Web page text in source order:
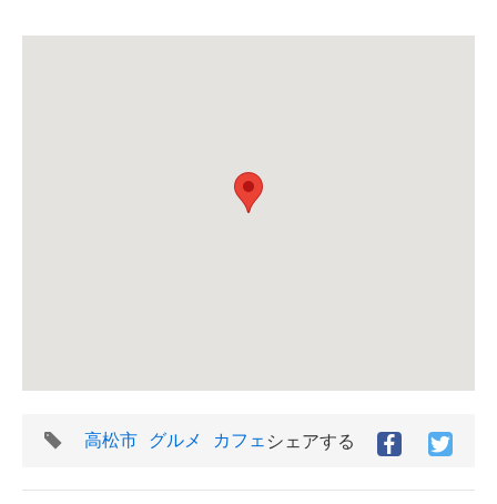
タ
高松市 グルメ カフェ シェアする
Facebook
シ
シ